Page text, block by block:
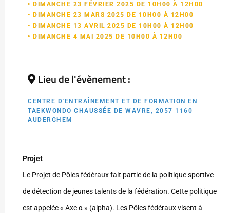
• DIMANCHE 23 FÉVRIER 2025 DE 10H00 À 12H00
• DIMANCHE 23 MARS 2025 DE 10H00 À 12H00
• DIMANCHE 13 AVRIL 2025 DE 10H00 À 12H00
• DIMANCHE 4 MAI 2025 DE 10H00 À 12H00
Lieu de l'évènement :
CENTRE D'ENTRAÎNEMENT ET DE FORMATION EN
TAEKWONDO CHAUSSÉE DE WAVRE, 2057 1160
AUDERGHEM
Projet
Le Projet de Pôles fédéraux fait partie de la politique sportive
de détection de jeunes talents de la fédération. Cette politique
est appelée « Axe α » (alpha). Les Pôles fédéraux visent à